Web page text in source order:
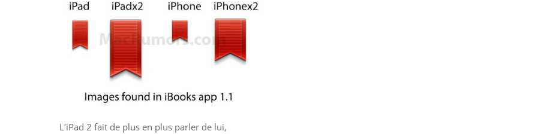
L’iPad 2 fait de plus en plus parler de lui,